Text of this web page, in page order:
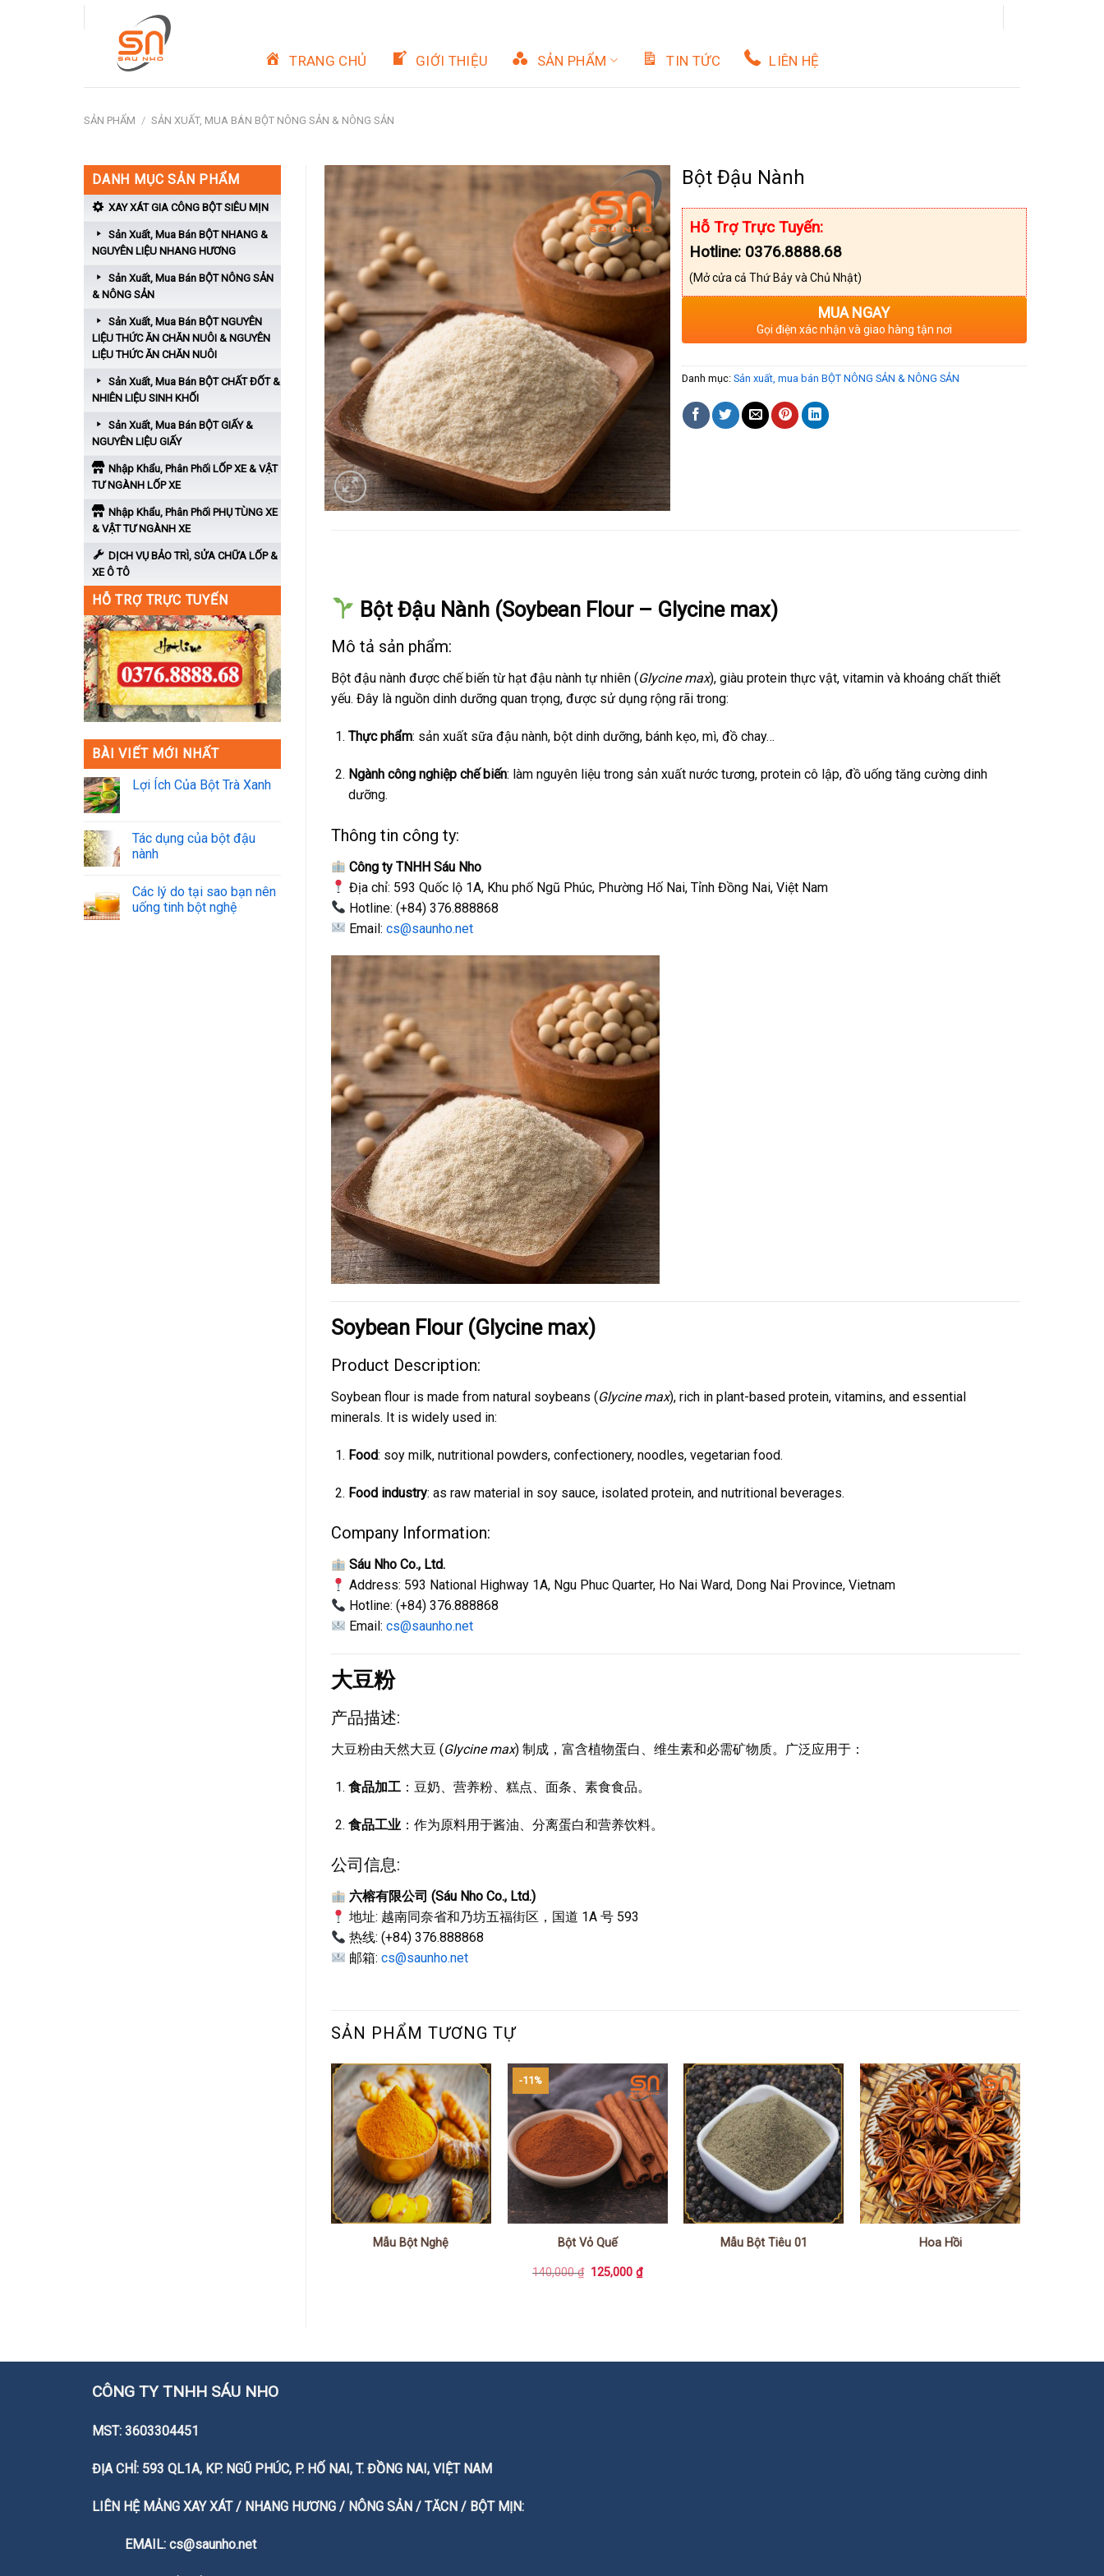
TRANG CHỦ GIỚI THIỆU SẢN PHẨM TIN TỨC LIÊN HỆ
SẢN PHẨM / SẢN XUẤT, MUA BÁN BỘT NÔNG SẢN & NÔNG SẢN
DANH MỤC SẢN PHẨM
XAY XÁT GIA CÔNG BỘT SIÊU MỊN
Sản Xuất, Mua Bán BỘT NHANG &
NGUYÊN LIỆU NHANG HƯƠNG
Sản Xuất, Mua Bán BỘT NÔNG SẢN
& NÔNG SẢN
Sản Xuất, Mua Bán BỘT NGUYÊN
LIỆU THỨC ĂN CHĂN NUÔI & NGUYÊN
LIỆU THỨC ĂN CHĂN NUÔI
Sản Xuất, Mua Bán BỘT CHẤT ĐỐT &
NHIÊN LIỆU SINH KHỐI
Sản Xuất, Mua Bán BỘT GIẤY &
NGUYÊN LIỆU GIẤY
Nhập Khẩu, Phân Phối LỐP XE & VẬT
TƯ NGÀNH LỐP XE
Nhập Khẩu, Phân Phối PHỤ TÙNG XE
& VẬT TƯ NGÀNH XE
DỊCH VỤ BẢO TRÌ, SỬA CHỮA LỐP &
XE Ô TÔ
HỖ TRỢ TRỰC TUYẾN
BÀI VIẾT MỚI NHẤT
Lợi Ích Của Bột Trà Xanh
Tác dụng của bột đậu
nành
Các lý do tại sao bạn nên
uống tinh bột nghệ
Bột Đậu Nành
Hỗ Trợ Trực Tuyến:
Hotline: 0376.8888.68
(Mở cửa cả Thứ Bảy và Chủ Nhật)
MUA NGAY
Gọi điện xác nhận và giao hàng tận nơi
Danh mục: Sản xuất, mua bán BỘT NÔNG SẢN & NÔNG SẢN
Bột Đậu Nành (Soybean Flour – Glycine max)
Mô tả sản phẩm:
Bột đậu nành được chế biến từ hạt đậu nành tự nhiên (Glycine max), giàu protein thực vật, vitamin và khoáng chất thiết
yếu. Đây là nguồn dinh dưỡng quan trọng, được sử dụng rộng rãi trong:
Thực phẩm: sản xuất sữa đậu nành, bột dinh dưỡng, bánh kẹo, mì, đồ chay…
Ngành công nghiệp chế biến: làm nguyên liệu trong sản xuất nước tương, protein cô lập, đồ uống tăng cường dinh
dưỡng.
Thông tin công ty:
Công ty TNHH Sáu Nho
Địa chỉ: 593 Quốc lộ 1A, Khu phố Ngũ Phúc, Phường Hố Nai, Tỉnh Đồng Nai, Việt Nam
Hotline: (+84) 376.888868
Email:cs@saunho.net
Soybean Flour (Glycine max)
Product Description:
Soybean flour is made from natural soybeans (Glycine max), rich in plant-based protein, vitamins, and essential
minerals. It is widely used in:
Food: soy milk, nutritional powders, confectionery, noodles, vegetarian food.
Food industry: as raw material in soy sauce, isolated protein, and nutritional beverages.
Company Information:
Sáu Nho Co., Ltd.
Address: 593 National Highway 1A, Ngu Phuc Quarter, Ho Nai Ward, Dong Nai Province, Vietnam
Hotline: (+84) 376.888868
Email:cs@saunho.net
大豆粉
产品描述:
大豆粉由天然大豆 (Glycine max) 制成，富含植物蛋白、维生素和必需矿物质。广泛应用于：
食品加工：豆奶、营养粉、糕点、面条、素食食品。
食品工业：作为原料用于酱油、分离蛋白和营养饮料。
公司信息:
六榕有限公司 (Sáu Nho Co., Ltd.)
地址: 越南同奈省和乃坊五福街区，国道 1A 号 593
热线: (+84) 376.888868
邮箱:cs@saunho.net
SẢN PHẨM TƯƠNG TỰ
Mẫu Bột Nghệ
-11%
Bột Vỏ Quế
140,000₫ Giá
125,000₫Giá
hiện
Mẫu Bột Tiêu 01 Hoa Hồi
CÔNG TY TNHH SÁU NHO
MST: 3603304451
ĐỊA CHỈ: 593 QL1A, KP. NGŨ PHÚC, P. HỐ NAI, T. ĐỒNG NAI, VIỆT NAM
LIÊN HỆ MẢNG XAY XÁT / NHANG HƯƠNG / NÔNG SẢN / TĂCN / BỘT MỊN:
EMAIL: cs@saunho.net